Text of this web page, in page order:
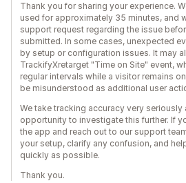
Thank you for sharing your experience.
used for approximately 35 minutes, and
support request regarding the issue
submitted. In some cases, unexpected
by setup or configuration issues. It may
TrackifyXretarget "Time on Site" event,
regular intervals while a visitor remains
be misunderstood as additional user
We take tracking accuracy very
opportunity to investigate this further. If
the app and reach out to our support
your setup, clarify any confusion, and
quickly as possible.
Thank you.